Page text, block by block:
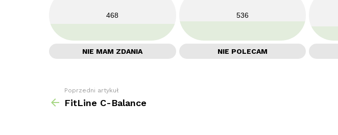
468
NIE MAM ZDANIA
536
NIE POLECAM
Zobacz
więcej
Poprzedni artykuł
FitLine C-Balance